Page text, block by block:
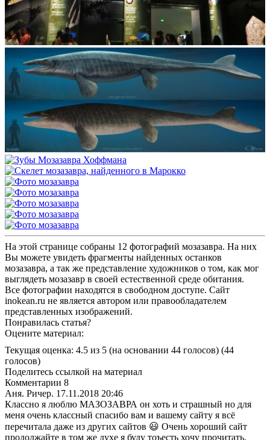
На этой странице собраны 12 фотографий мозазавра. На них
Вы можете увидеть фрагменты найденных останков
мозазавра, а так же представление художников о том, как мог
выглядеть мозазавр в своей естественной среде обитания.
Все фотографии находятся в свободном доступе. Сайт
inokean.ru не является автором или правообладателем
представленных изображений.
Понравилась статья?
Оцените материал:
Текущая оценка: 4.5 из 5 (на основании 44 голосов) (44
голосов)
Поделитесь ссылкой на материал
Комментарии 8
Аня. Ричер. 17.11.2018 20:46
Классно я люблю МАЗОЗАВРА он хоть и страшный но для
меня очень классный спасибо вам и вашему сайту я всё
перечитала даже из других сайтов 😃 Очень хороший сайт
продолжайте в том же духе я буду тоъесть хочу прочитать.